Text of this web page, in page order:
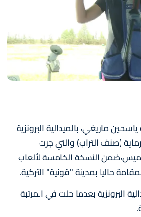
ماريغي، بالميدالية البرونزية
(صنف التراب) والتي جرت
النسخة الخامسة لألعاب
حاليا بمدينة "قونية" التركية.
البرونزية بعدما حلت في المرتبة